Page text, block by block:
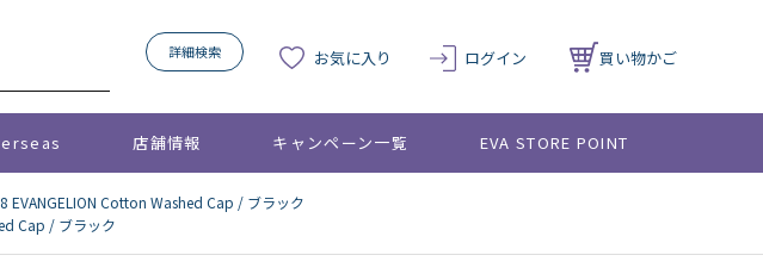
詳細検索 お気に入り ログイン 買い物かご
店舗情報 キャンペーン一覧 EVA STORE POINT
EVANGELION Cotton Washed Cap / ブラック
Cap / ブラック